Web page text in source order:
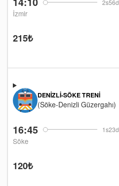
2s56d
İzmir
215₺
16:45 1s23d
Söke
DENIZLI-SÖKE TRENI
(Söke-Denizli Güzergahı)
120₺